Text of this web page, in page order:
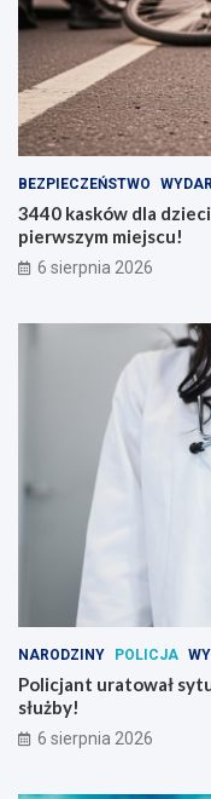
BEZPIECZEŃSTWO
3440 kasków dla
pierwszym miejscu!
6 sierpnia 2026
NARODZINY POLICJA
Policjant uratował
służby!
6 sierpnia 2026